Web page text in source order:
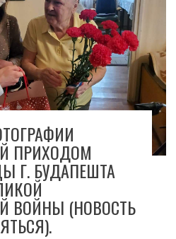
ПРИХОДОМ
Г. БУДАПЕШТА
ВОЙНЫ (НОВОСТЬ